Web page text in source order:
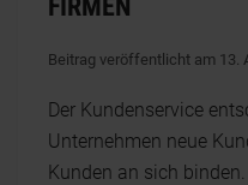
FIRMEN
Beitrag veröffentlicht am 13.
Der Kundenservice
Unternehmen neue
Kunden an sich